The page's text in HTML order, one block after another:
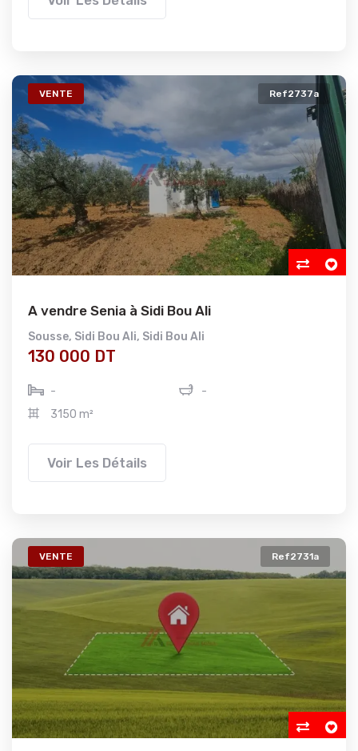
VENTE Ref2737a
A vendre Senia à Sidi Bou Ali
Sousse, Sidi Bou Ali, Sidi Bou Ali
130 000 DT
-
-
3150 m²
Voir Les Détails
VENTE Ref2731a